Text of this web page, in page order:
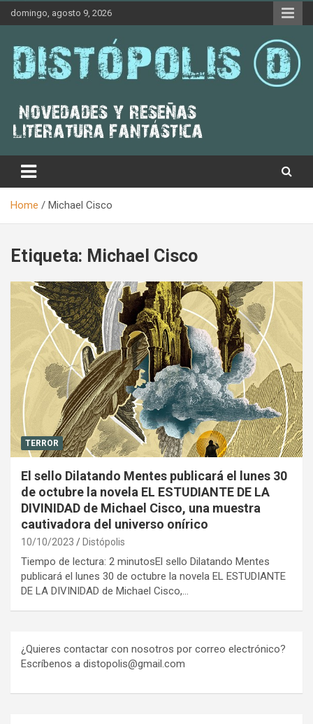
Skip
domingo, agosto 9, 2026
Distópolis
Home Michael Cisco
Etiqueta: Michael Cisco
TERROR
El sello Dilatando Mentes publicará el lunes 30
de octubre la novela EL ESTUDIANTE DE LA
DIVINIDAD de Michael Cisco, una muestra
cautivadora del universo onírico
10/10/2023 Distópolis
Tiempo de lectura: 2 minutosEl sello Dilatando Mentes
publicará el lunes 30 de octubre la novela EL ESTUDIANTE
DE LA DIVINIDAD de Michael Cisco,…
¿Quieres contactar con nosotros por correo electrónico?
Escríbenos a distopolis@gmail.com